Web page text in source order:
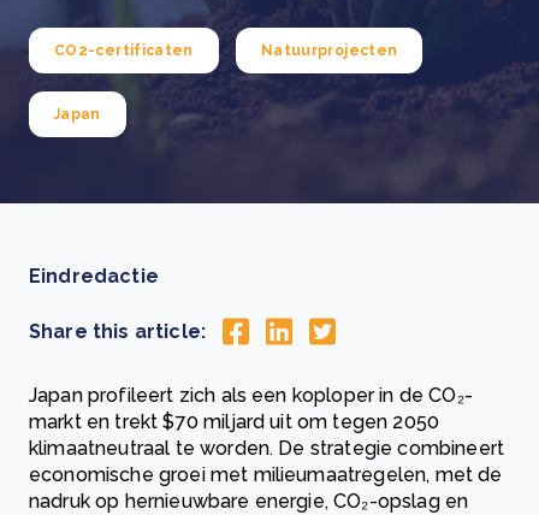
CO2-certificaten Natuurprojecten
Japan
Eindredactie
Share this article:
Japan profileert zich als een koploper in de CO₂-
markt en trekt $70 miljard uit om tegen 2050
klimaatneutraal te worden. De strategie combineert
economische groei met milieumaatregelen, met de
nadruk op hernieuwbare energie, CO₂-opslag en